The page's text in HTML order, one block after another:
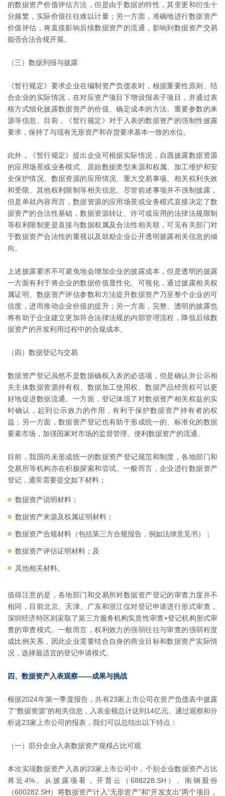
的数据资产价值评估方法，但是由于数据的特性，其变更和衍生十
分频繁，实际价值往往难以计量；另一方面，准确地进行数据资产
价值评估，将直接影响后续数据资产的流通，影响到数据资产交易
能否合法合规开展。
（三）数据列报与披露
《暂行规定》要求企业在编制资产负债表时，根据重要性原则、结
合企业的实际情况，在对应资产项目下增设报表子项目，并通过表
格方式细化披露数据资产的价值、确定成本的方法、重要参数的来
源等信息。目前，《暂行规定》对于入表的数据资产的强制性披露
要求，保持了与现有无形资产和存货要求基本一致的水位。
此外，《暂行规定》提出企业可根据实际情况，自愿披露数据资源
的应用场景或业务模式、原始数据类型来源和权属、加工维护和安
全保护情况、数据资源的应用情况、重大交易事项、相关权利失效
和受限、其他权利限制等相关信息。尽管前述事项并不强制披露，
但是单就内容而言，数据资源的应用场景或业务模式直接决定了数
据资产的合法性基础，数据资源转让、许可或应用的法律法规限制
等权利限制更是直接与数据权属及合法性相关联，可见有关部门对
于数据资产合法性的重视以及鼓励企业公开透明披露相关信息的倾
向。
上述披露要求不可避免地会增加企业的披露成本，但是透明的披露
一方面有利于将企业的数据价值显性化、可视化，通过披露相关权
属证明、数据资产评估参数和方法提升数据资产乃至整个企业的可
信度，进而推动企业价值的提升；另一方面，完整、透明的披露也
将有助于企业建立更加符合法律法规的内部管理流程，降低后续数
据资产的开发利用过程中的合规成本。
（四）数据登记与交易
数据资产登记虽然不是数据确权入表的必选项，但是确认并公示相
关主体数据资源持有权、数据加工使用权、数据产品经营权可以更
好地促进数据流通。一方面，登记体现了对数据资产相关权益的实
时确认，起到公示效力的作用，有利于保护数据资产持有者的权
益；另一方面，数据资产登记也有助于形成统一的、标准化的数据
要素市场，加强国家对市场的监督管理、便利数据资产的流通。
目前，我国尚未形成统一的数据资产登记规范和制度，各地部门和
交易所等机构亦在积极探索和尝试。一般而言，企业进行数据资产
登记，通常需要提交如下材料：
数据资产说明材料；
数据资产来源及权属证明材料；
数据资产合规材料（包括第三方合规报告，例如法律意见书）；
数据资产评估证明材料；及
其他相关材料。
值得注意的是，各地部门和交易所对数据资产登记的审查力度并不
相同，目前北京、天津、广东和浙江仅对登记申请进行形式审查，
深圳经济特区则采取了第三方服务机构实质性审查+登记机构形式审
查的审查模式。一般而言，权利效力的强弱往往与审查的强弱程度
成比例关系，因此企业需要结合自身的商业目标和数据资产实际情
况，选择最适宜的登记申请模式。
四、数据资产入表观察——成果与挑战
根据2024年第一季度报告，共有23家上市公司在资产负债表中披露
了“数据资源”的相关信息，入表金额总计达到14亿元。通过观察和分
析这23家上市公司的报表，我们可以总结出以下特点：
（一）部分企业入表数据资产规模占比可观
本次实现数据资产入表的23家上市公司中，个别企业数据资产占比
将近4%。从披露项看，开普云（688228.SH）、南钢股份
（600282.SH）将数据资产计入“无形资产”和“开发支出”两个项目，